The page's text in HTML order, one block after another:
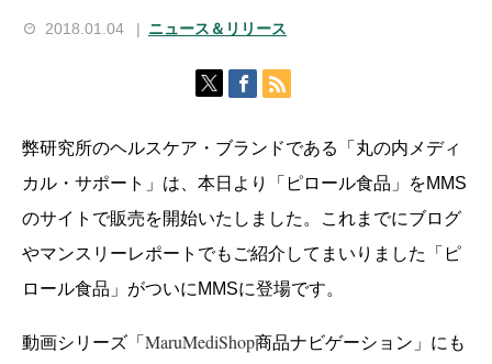
2018.01.04 ニュース＆リリース
弊研究所のヘルスケア・ブランドである「丸の内メディ
カル・サポート」は、本日より「ピロール食品」をMMS
のサイトで販売を開始いたしました。これまでにブログ
やマンスリーレポートでもご紹介してまいりました「ピ
ロール食品」がついにMMSに登場です。
動画シリーズ「 MaruMediShop商品ナビゲーション」にも